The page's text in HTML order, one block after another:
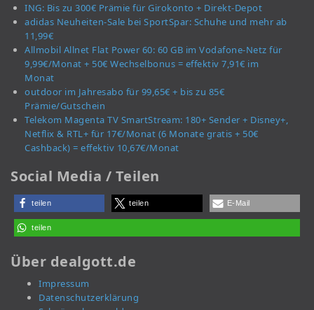
ING: Bis zu 300€ Prämie für Girokonto + Direkt-Depot
adidas Neuheiten-Sale bei SportSpar: Schuhe und mehr ab
11,99€
Allmobil Allnet Flat Power 60: 60 GB im Vodafone-Netz für
9,99€/Monat + 50€ Wechselbonus = effektiv 7,91€ im
Monat
outdoor im Jahresabo für 99,65€ + bis zu 85€
Prämie/Gutschein
Telekom Magenta TV SmartStream: 180+ Sender + Disney+,
Netflix & RTL+ für 17€/Monat (6 Monate gratis + 50€
Cashback) = effektiv 10,67€/Monat
Social Media / Teilen
teilen teilen E-Mail
teilen
Über dealgott.de
Impressum
Datenschutzerklärung